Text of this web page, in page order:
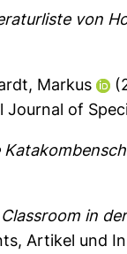
von
Markus
of
in
Artikel und